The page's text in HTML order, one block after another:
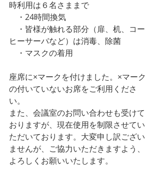
時利用は６名さままで
・24時間換気
・皆様が触れる部分（扉、机、コー
ヒーサーバなど）は消毒、除菌
・マスクの着用
座席に×マークを付けました。×マーク
の付いていないお席をご利用くださ
い。
また、会議室のお問い合わせも受けて
おりますが、現在使用を制限させてい
ただいております。大変申し訳ござい
ませんが、ご協力いただきますよう、
よろしくお願いいたします。